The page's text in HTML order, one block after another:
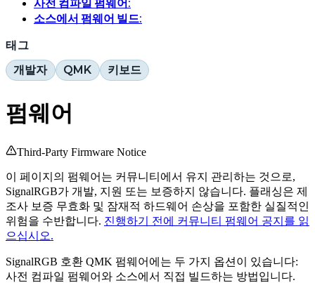
사전 컴파일 펌웨어:
소스에서 펌웨어 빌드:
태그
개발자 QMK 키보드
펌웨어
Third-Party Firmware Notice
이 페이지의 펌웨어는 커뮤니티에서 유지 관리하는 것으로,
SignalRGB가 개발, 지원 또는 보증하지 않습니다. 플래싱은 제
조사 보증 무효화 및 잠재적 하드웨어 손상을 포함한 실질적인
위험을 수반합니다. 진행하기 전에 커뮤니티 펌웨어 공지를 읽
으십시오.
SignalRGB 호환 QMK 펌웨어에는 두 가지 옵션이 있습니다:
사전 컴파일 펌웨어와 소스에서 직접 빌드하는 방법입니다.